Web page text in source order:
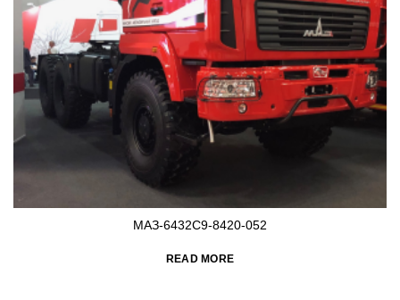
МАЗ-6432C9-8420-052
READ MORE